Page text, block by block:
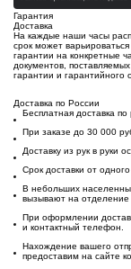
Гарантия
Доставка
На каждые наши часы
срок может
гарантии на конкретные
документов,
гарантии и гарантийного
Доставка по России
Бесплатная доставка
При заказе до 30 000
Доставку из рук в руки
Срок доставки от
В небольших
вызывают на отделение
При оформлении
и контактный телефон.
Нахождение вашего
предоставим на сайте